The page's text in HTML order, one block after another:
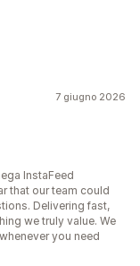
7 giugno 2026
InstaFeed
that our team could
Delivering fast,
we truly value. We
you need